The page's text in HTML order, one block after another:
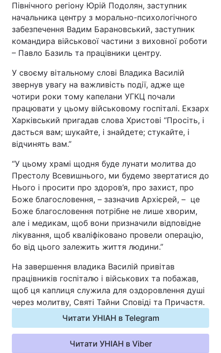
Здоров'я Туризм
Цікавинки Погода
Інтерв'ю Думки
Архів Вакансії
Контакти
ПОСЛУГИ
Реклама на сайті Фотобанк
Моніторинг
Північного регіону Юрій Подолян, заступник
начальника центру з морально-психологічного
забезпечення Вадим Барановський, заступник
командира військової частини з виховної роботи
– Павло Базиль та працівники центру.
У своєму вітальному слові Владика Василій
звернув увагу на важливість події, адже ще
чотири роки тому капелани УГКЦ почали
працювати у цьому військовому госпіталі. Екзарх
Харківський пригадав слова Христові “Просіть, і
дасться вам; шукайте, і знайдете; стукайте, і
відчинять вам.”
“У цьому храмі щодня буде лунати молитва до
Престолу Всевишнього, ми будемо звертатися до
Нього і просити про здоров’я, про захист, про
Боже благословення, – зазначив Архієрей, – це
Боже благословення потрібне не лише хворим,
але і медикам, щоб вони призначили відповідне
лікування, щоб кваліфіковано провели операцію,
бо від цього залежить життя людини.”
На завершення владика Василій привітав
працівників госпіталю і військових та побажав,
щоб ця каплиця служила для оздоровлення душі
через молитву, Святі Тайни Сповіді та Причастя.
Читати УНІАН в Telegram
Читати УНІАН в Viber